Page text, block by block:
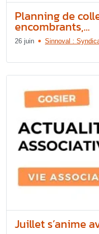
Planning de
encombrants,...
26 juin Sinnoval :
Juillet s’anime